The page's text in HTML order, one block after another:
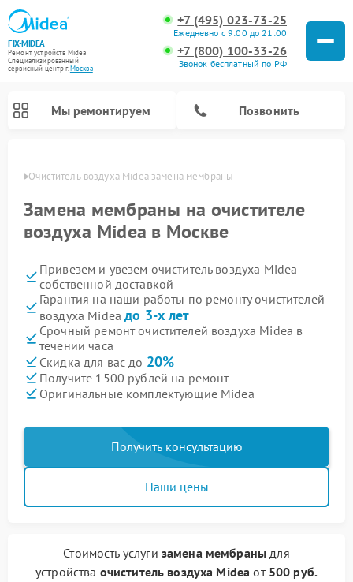
FIX-MIDEA
Ремонт устройств Midea
Специализированный
cервисный центр г.Москва
+7 (495) 023-73-25
Ежедневно с 9:00 до 21:00
+7 (800) 100-33-26
Звонок бесплатный по РФ
Мы ремонтируем Позвонить
Очиститель воздуха Midea замена мембраны
Замена мембраны на очистителе
воздуха Midea в Москве
Привезем и увезем очиститель воздуха Midea
собственной доставкой
Гарантия на наши работы по ремонту очистителей
воздуха Mideaдо 3-х лет
Срочный ремонт очистителей воздуха Midea в
течении часа
Скидка для вас до 20%
Получите 1500 рублей на ремонт
Оригинальные комплектующие Midea
Получить консультацию
Наши цены
Стоимость услуги замена мембраны для
устройства очиститель воздуха Midea от 500 руб.